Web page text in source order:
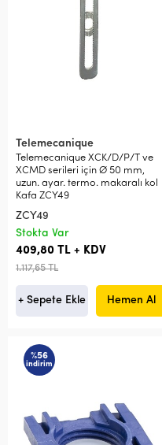
Telemecanique
Telemecanique XCK/D/P/T ve
XCMD serileri için Ø 50 mm,
uzun. ayar. termo. makaralı kol
Kafa ZCY49
ZCY49
Stokta Var
409,80 TL + KDV
1.117,65 TL
+ Sepete Ekle Hemen Al
%56
indirim